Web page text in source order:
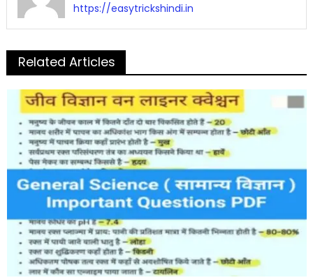
https://easytrickshindi.in
Related Articles